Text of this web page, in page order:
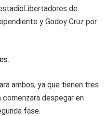
de
y Godoy Cruz por
ambos, ya que tienen tres
despegar en
fase.